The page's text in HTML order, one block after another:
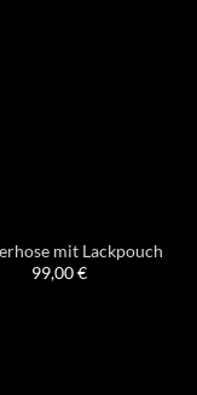
mit Lackpouch
99,00€